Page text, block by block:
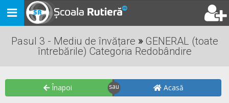
Toggle
navigation
Pasul 3 - Mediu de învățare »GENERAL (toate
întrebările) Categoria Redobândire
Înapoi Acasă